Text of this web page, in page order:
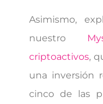
Asimismo,
nuestro
criptoactivos,
una inversión
cinco de las